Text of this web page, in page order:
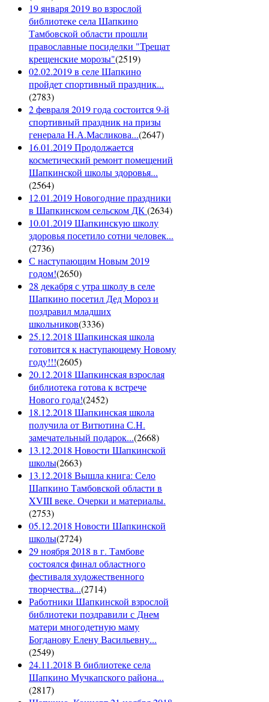
19 января 2019 во взрослой
библиотеке села Шапкино
Тамбовской области прошли
православные посиделки "Трещат
крещенские морозы"(2519)
02.02.2019 в селе Шапкино
пройдет спортивный праздник...
(2783)
2 февраля 2019 года состоится 9-й
спортивный праздник на призы
генерала Н.А.Масликова...(2647)
16.01.2019 Продолжается
косметический ремонт помещений
Шапкинской школы здоровья...
(2564)
12.01.2019 Новогодние праздники
в Шапкинском сельском ДК(2634)
10.01.2019 Шапкинскую школу
здоровья посетило сотни человек...
(2736)
С наступающим Новым 2019
годом!(2650)
28 декабря с утра школу в селе
Шапкино посетил Дед Мороз и
поздравил младших
школьников(3336)
25.12.2018 Шапкинская школа
готовится к наступающему Новому
году!!!(2605)
20.12.2018 Шапкинская взрослая
библиотека готова к встрече
Нового года!(2452)
18.12.2018 Шапкинская школа
получила от Витютина С.Н.
замечательный подарок...(2668)
13.12.2018 Новости Шапкинской
школы(2663)
13.12.2018 Вышла книга: Село
Шапкино Тамбовской области в
XVIII веке. Очерки и материалы.
(2753)
05.12.2018 Новости Шапкинской
школы(2724)
29 ноября 2018 в г. Тамбове
состоялся финал областного
фестиваля художественного
творчества...(2714)
Работники Шапкинской взрослой
библиотеки поздравили с Днем
матери многодетную маму
Богданову Елену Васильевну...
(2549)
24.11.2018 В библиотеке села
Шапкино Мучкапского района...
(2817)